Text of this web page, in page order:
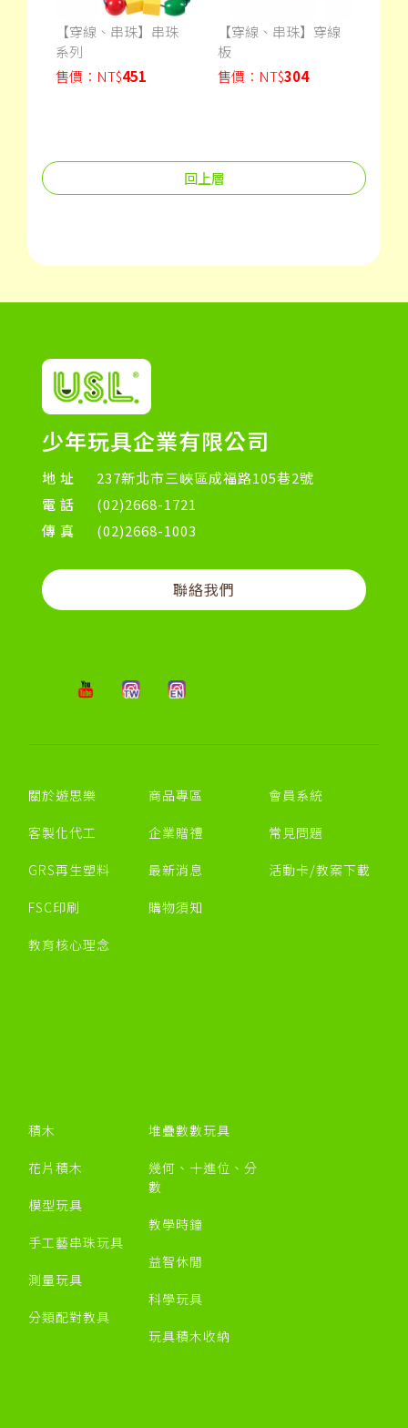
【穿線、串珠】串珠
系列
售價： NT$451
【穿線、串珠】穿線
板
售價： NT$304
回上層
少年玩具企業有限公司
地址
237新北市三峽區成福路105巷2號
電話
(02)2668-1721
傳真
(02)2668-1003
聯絡我們
關於遊思樂
客製化代工
GRS再生塑料
FSC印刷
教育核心理念
商品專區
企業贈禮
最新消息
購物須知
會員系統
常見問題
活動卡/教案下載
積木
花片積木
模型玩具
手工藝串珠玩具
測量玩具
分類配對教具
堆疊數數玩具
幾何、十進位、分
數
教學時鐘
益智休閒
科學玩具
玩具積木收納